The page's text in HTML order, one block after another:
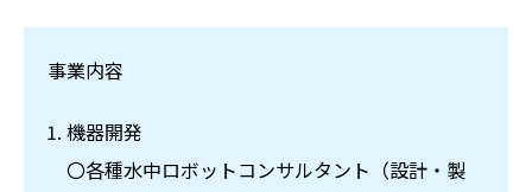
事業内容
機器開発
〇各種水中ロボットコンサルタント（設計・製